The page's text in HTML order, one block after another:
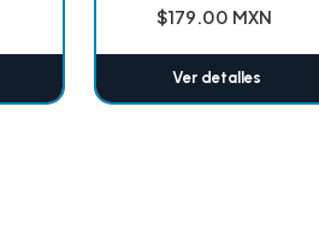
$179.00 MXN
Ver detalles